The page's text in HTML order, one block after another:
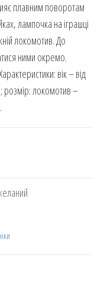
плавним поворотам
лампочка на іграшці
локомотив. До
ними окремо.
вік – від
розмір: локомотив –